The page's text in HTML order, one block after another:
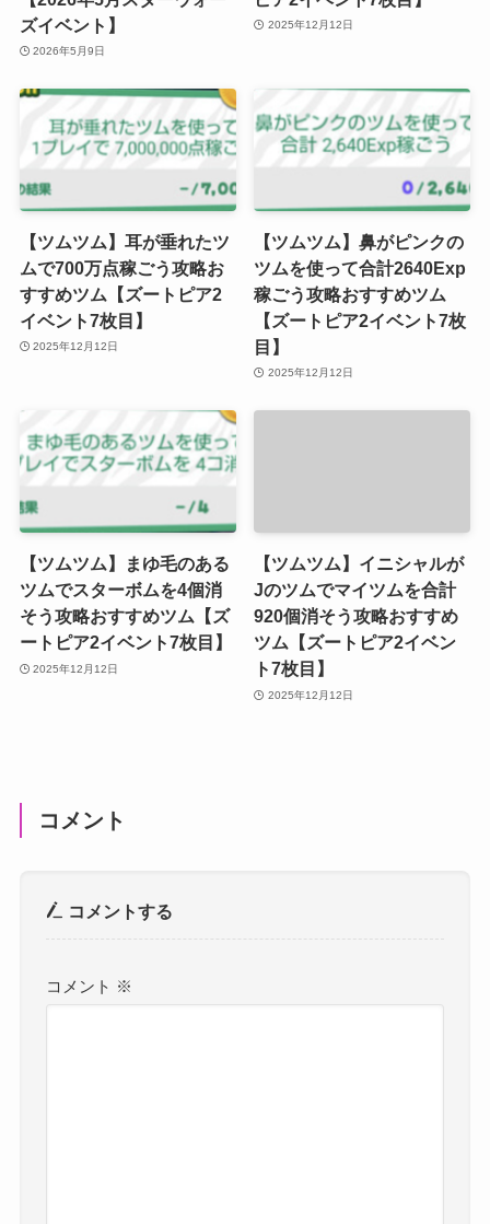
ズイベント】
2026年5月9日
2025年12月12日
【ツムツム】耳が垂れたツ
ムで700万点稼ごう攻略お
すすめツム【ズートピア2
イベント7枚目】
2025年12月12日
【ツムツム】鼻がピンクの
ツムを使って合計2640Exp
稼ごう攻略おすすめツム
【ズートピア2イベント7枚
目】
2025年12月12日
【ツムツム】まゆ毛のある
ツムでスターボムを4個消
そう攻略おすすめツム【ズ
ートピア2イベント7枚目】
【ツムツム】イニシャルが
Jのツムでマイツムを合計
920個消そう攻略おすすめ
ツム【ズートピア2イベン
ト7枚目】
2025年12月12日
コメント